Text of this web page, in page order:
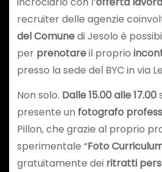
recruiter delle agenzie
del Comunedi Jesolo è
per prenotareil proprio
presso la sede del BYC in via
Non solo. Dalle 15.00 alle 17.00
presente un fotografo
Pillon, che grazie al proprio
sperimentale “Foto
gratuitamente dei ritratti